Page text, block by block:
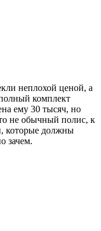
неплохой ценой, а
комплект
ему 30 тысяч, но
не обычный полис, к
которые должны
зачем.